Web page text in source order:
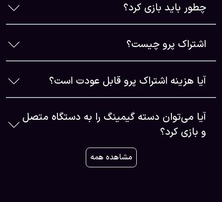
چطور باید بازی کرد؟
اشتراک پرو چیست؟
آیا هزینه اشتراک پرو قابل عودت است؟
آیا می‌توان دسته گیمینگ را به دستگاه متصل
و بازی کرد؟
مشاهده همه